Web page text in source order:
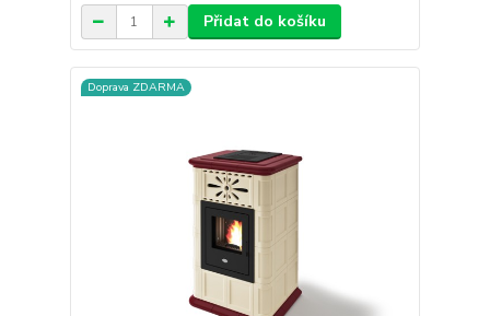
Přidat do košíku
Doprava ZDARMA